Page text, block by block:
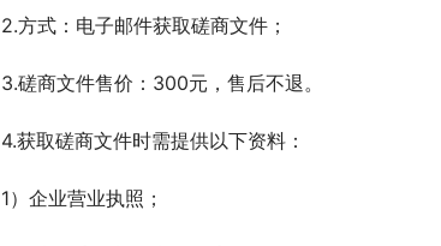
2.方式：电子邮件获取磋商文件；
3.磋商文件售价：300元，售后不退。
4.获取磋商文件时需提供以下资料：
1）企业营业执照；